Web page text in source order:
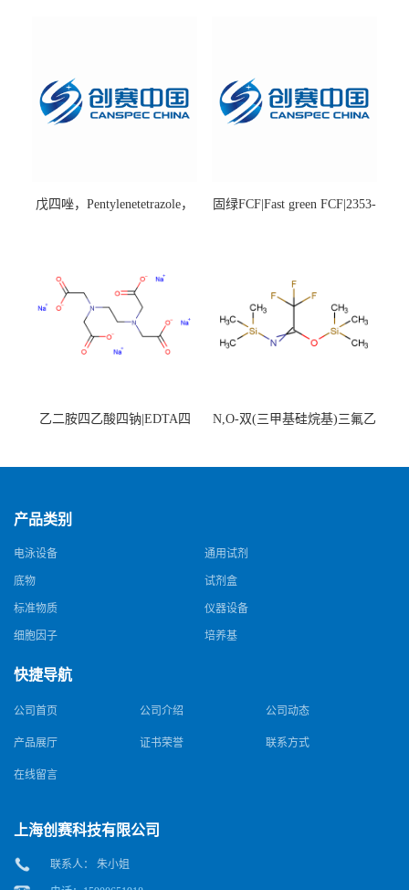
戊四唑，Pentylenetetrazole，
固绿FCF|Fast green FCF|2353-
乙二胺四乙酸四钠|EDTA四
N,O-双(三甲基硅烷基)三氟乙
产品类别
电泳设备 通用试剂
底物 试剂盒
标准物质 仪器设备
细胞因子 培养基
快捷导航
公司首页 公司介绍 公司动态
产品展厅 证书荣誉 联系方式
在线留言
上海创赛科技有限公司
联系人： 朱小姐